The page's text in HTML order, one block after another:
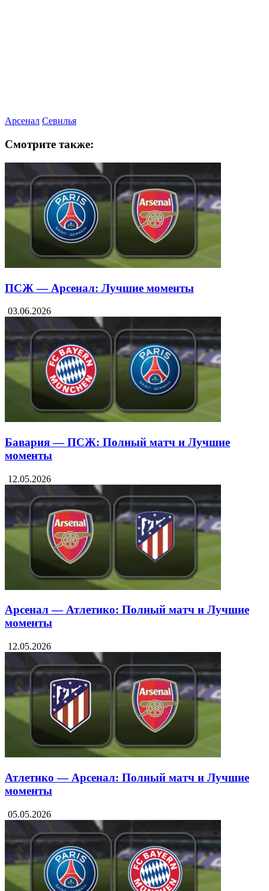
Арсенал Севилья
Смотрите также:
ПСЖ — Арсенал: Лучшие моменты
03.06.2026
Бавария — ПСЖ: Полный матч и Лучшие
моменты
12.05.2026
Арсенал — Атлетико: Полный матч и Лучшие
моменты
12.05.2026
Атлетико — Арсенал: Полный матч и Лучшие
моменты
05.05.2026